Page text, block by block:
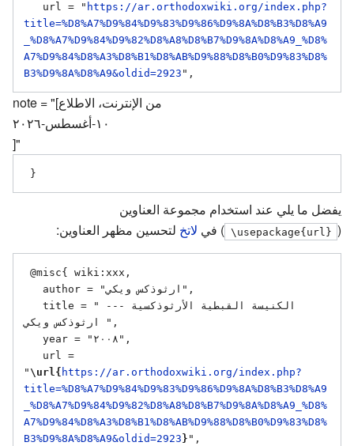
   url = "
https://ar.orthodoxwiki.org/index.php?
title=%D8%A7%D9%84%D9%83%D9%86%D9%8A%D8%B3%D8%A9
_%D8%A7%D9%84%D9%82%D8%A8%D8%B7%D9%8A%D8%A9_%D8%
A7%D9%84%D8%A3%D8%B1%D8%AB%D9%88%D8%B0%D9%83%D8%
B3%D9%8A%D8%A9&oldid=2923
note = "[من الإنترنت، الاطلاع
١٠-أغسطس-٢٠٢٦
]"
يفضل ما يلي عند استخدام مجموعة العناوين
(
\usepackage{url} ) في لاتخ لتحسين مظهر العناوين:
ارثوذكس ويكي ",
" \url{ https://ar.orthodoxwiki.org/index.php?
title=%D8%A7%D9%84%D9%83%D9%86%D9%8A%D8%B3%D8%A9
_%D8%A7%D9%84%D9%82%D8%A8%D8%B7%D9%8A%D8%A9_%D8%
A7%D9%84%D8%A3%D8%B1%D8%AB%D9%88%D8%B0%D9%83%D8%
B3%D9%8A%D8%A9&oldid=2923 }